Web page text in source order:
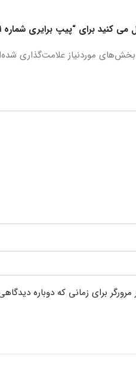
کنید برای “پیپ برایری شماره ۹۰۰۱”
بخش‌های موردنیاز علامت‌گذاری
برای زمانی که دوباره